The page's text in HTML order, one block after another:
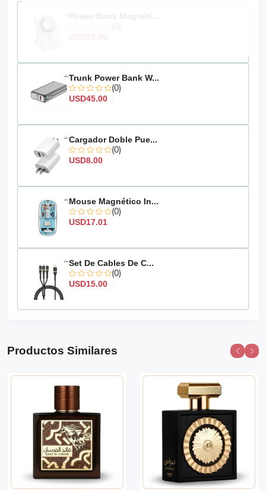
Trunk Power Bank W...
(0)
USD45.00
Cargador Doble Pue...
(0)
USD8.00
Mouse Magnético In...
(0)
USD17.01
Set De Cables De C...
(0)
USD15.00
Productos Similares